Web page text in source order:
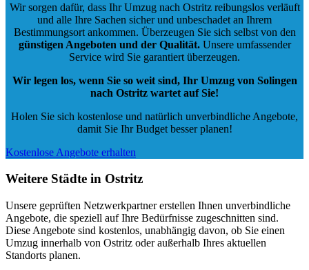
Wir sorgen dafür, dass Ihr Umzug nach Ostritz reibungslos verläuft
und alle Ihre Sachen sicher und unbeschadet an Ihrem
Bestimmungsort ankommen. Überzeugen Sie sich selbst von den
günstigen Angeboten und der Qualität.Unsere umfassender
Service wird Sie garantiert überzeugen.
Wir legen los, wenn Sie so weit sind, Ihr Umzug von Solingen
nach Ostritz wartet auf Sie!
Holen Sie sich kostenlose und natürlich unverbindliche Angebote,
damit Sie Ihr Budget besser planen!
Kostenlose Angebote erhalten
Weitere Städte in Ostritz
Unsere geprüften Netzwerkpartner erstellen Ihnen unverbindliche
Angebote, die speziell auf Ihre Bedürfnisse zugeschnitten sind.
Diese Angebote sind kostenlos, unabhängig davon, ob Sie einen
Umzug innerhalb von Ostritz oder außerhalb Ihres aktuellen
Standorts planen.